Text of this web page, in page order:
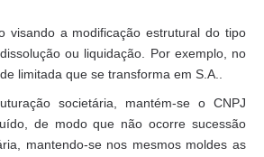
visando a modificação estrutural do tipo
ou liquidação. Por exemplo, no
limitada que se transforma em S.A..
societária, mantém-se o CNPJ
de modo que não ocorre sucessão
mantendo-se nos mesmos moldes as